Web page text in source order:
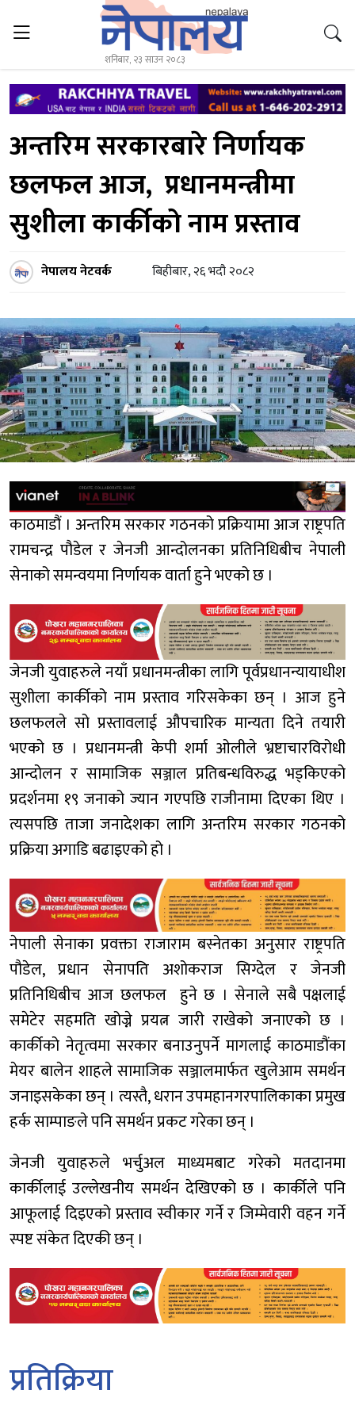
शनिबार, २३ साउन २०८३
अन्तरिम सरकारबारे निर्णायक
छलफल आज, प्रधानमन्त्रीमा
सुशीला कार्कीकाे नाम प्रस्ताव
नेपालय नेटवर्क बिहीबार, २६ भदौ २०८२
काठमाडौं । अन्तरिम सरकार गठनको प्रक्रियामा आज राष्ट्रपति
रामचन्द्र पौडेल र जेनजी आन्दोलनका प्रतिनिधिबीच नेपाली
सेनाको समन्वयमा निर्णायक वार्ता हुने भएको छ ।
जेनजी युवाहरुले नयाँ प्रधानमन्त्रीका लागि पूर्वप्रधानन्यायाधीश
सुशीला कार्कीको नाम प्रस्ताव गरिसकेका छन् । आज हुने
छलफलले सो प्रस्तावलाई औपचारिक मान्यता दिने तयारी
भएको छ । प्रधानमन्त्री केपी शर्मा ओलीले भ्रष्टाचारविरोधी
आन्दोलन र सामाजिक सञ्जाल प्रतिबन्धविरुद्ध भड्किएको
प्रदर्शनमा १९ जनाको ज्यान गएपछि राजीनामा दिएका थिए ।
त्यसपछि ताजा जनादेशका लागि अन्तरिम सरकार गठनको
प्रक्रिया अगाडि बढाइएको हो ।
नेपाली सेनाका प्रवक्ता राजाराम बस्नेतका अनुसार राष्ट्रपति
पौडेल, प्रधान सेनापति अशोकराज सिग्देल र जेनजी
प्रतिनिधिबीच आज छलफल हुने छ । सेनाले सबै पक्षलाई
समेटेर सहमति खोज्ने प्रयत्न जारी राखेको जनाएको छ ।
कार्कीको नेतृत्वमा सरकार बनाउनुपर्ने मागलाई काठमाडौंका
मेयर बालेन शाहले सामाजिक सञ्जालमार्फत खुलेआम समर्थन
जनाइसकेका छन् । त्यस्तै, धरान उपमहानगरपालिकाका प्रमुख
हर्क साम्पाङले पनि समर्थन प्रकट गरेका छन् ।
जेनजी युवाहरुले भर्चुअल माध्यमबाट गरेको मतदानमा
कार्कीलाई उल्लेखनीय समर्थन देखिएको छ । कार्कीले पनि
आफूलाई दिइएको प्रस्ताव स्वीकार गर्ने र जिम्मेवारी वहन गर्ने
स्पष्ट संकेत दिएकी छन् ।
प्रतिक्रिया